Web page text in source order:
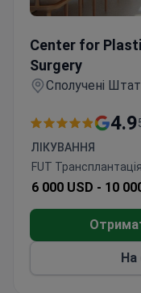
Center for
Surgery
Сполучені
4.9
ЛІКУВАННЯ
FUT
6 000 USD - 10
На